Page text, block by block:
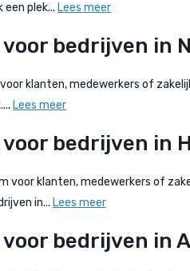
plek... Lees meer
bedrijven in
klanten, medewerkers of
Lees meer
bedrijven in
voor klanten, medewerkers of
in... Lees meer
bedrijven in